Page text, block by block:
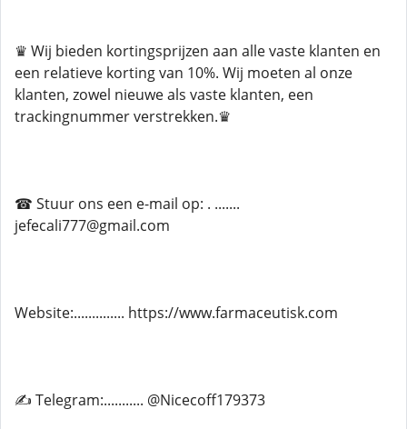
♛ Wij bieden kortingsprijzen aan alle vaste klanten en
een relatieve korting van 10%. Wij moeten al onze
klanten, zowel nieuwe als vaste klanten, een
trackingnummer verstrekken.♛
☎ Stuur ons een e-mail op: . .......
jefecali777@gmail.com
Website:.............. https://www.farmaceutisk.com
✍ Telegram:........... @Nicecoff179373